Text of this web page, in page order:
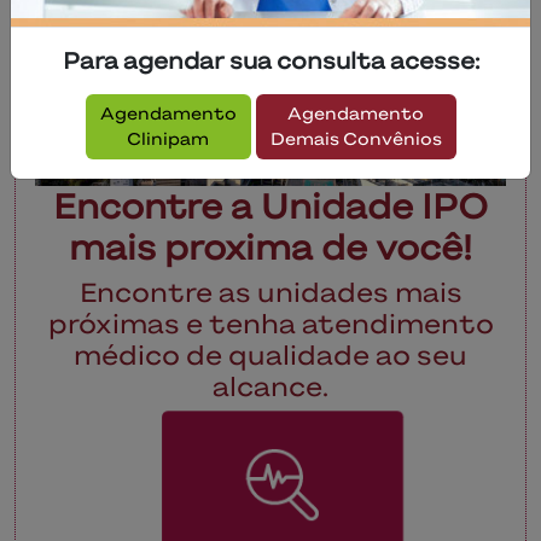
Encontre a Unidade IPO
mais proxima de você!
Encontre as unidades mais
próximas e tenha atendimento
médico de qualidade ao seu
alcance.
Para agendar sua consulta acesse:
Agendamento
Clinipam
Agendamento
Demais Convênios